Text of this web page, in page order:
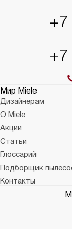
+7
Мир Miele
Дизайнерам
О Miele
Акции
Статьи
Глоссарий
Подборщик
Контакты